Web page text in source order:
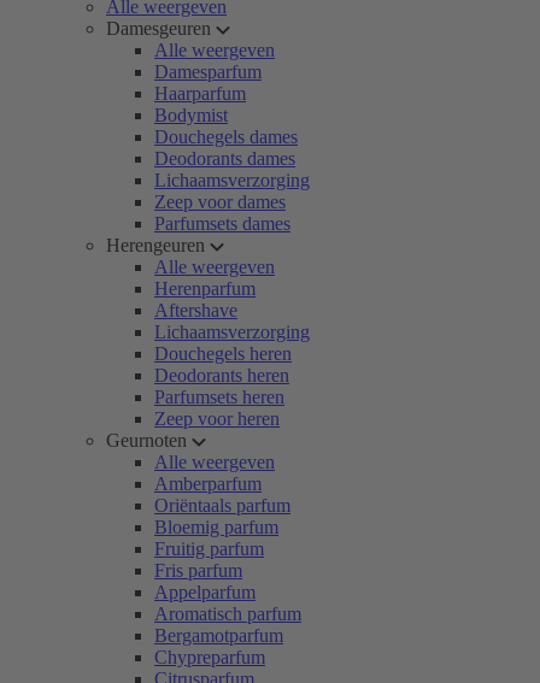
Alle weergeven
Damesgeuren
Alle weergeven
Damesparfum
Haarparfum
Bodymist
Douchegels dames
Deodorants dames
Lichaamsverzorging
Zeep voor dames
Parfumsets dames
Herengeuren
Alle weergeven
Herenparfum
Aftershave
Lichaamsverzorging
Douchegels heren
Deodorants heren
Parfumsets heren
Zeep voor heren
Geurnoten
Alle weergeven
Amberparfum
Oriëntaals parfum
Bloemig parfum
Fruitig parfum
Fris parfum
Appelparfum
Aromatisch parfum
Bergamotparfum
Chypreparfum
Citrusparfum